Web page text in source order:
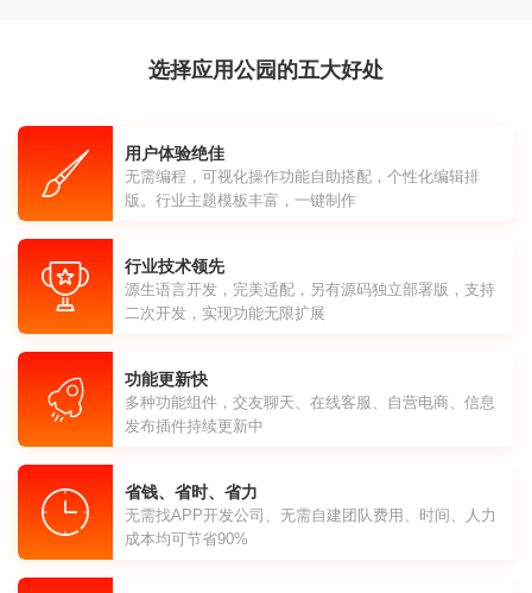
选择应用公园的五大好处
用户体验绝佳
无需编程，可视化操作功能自助搭配，个性化编辑排
版。行业主题模板丰富，一键制作
行业技术领先
源生语言开发，完美适配，另有源码独立部署版，支持
二次开发，实现功能无限扩展
功能更新快
多种功能组件，交友聊天、在线客服、自营电商、信息
发布插件持续更新中
省钱、省时、省力
无需找APP开发公司、无需自建团队费用、时间、人力
成本均可节省90%